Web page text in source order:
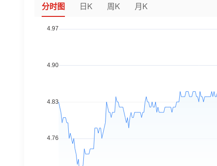
分时图 日K 周K 月K